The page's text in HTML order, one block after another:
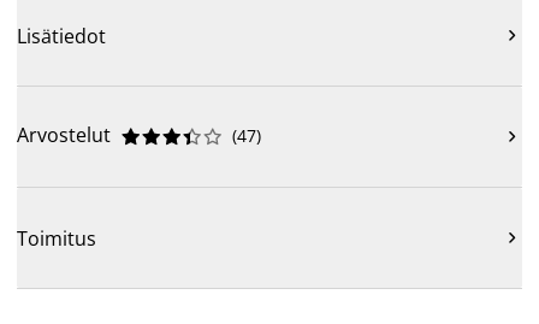
Lisätiedot 
Arvostelut 




 (47) 
Toimitus 